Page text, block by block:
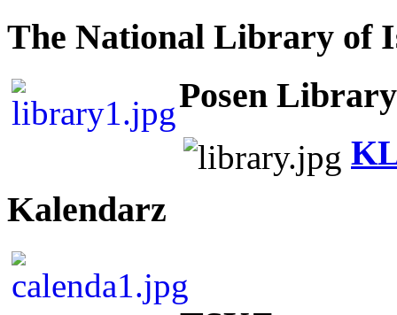
The National Library of
Posen Library
Kalendarz